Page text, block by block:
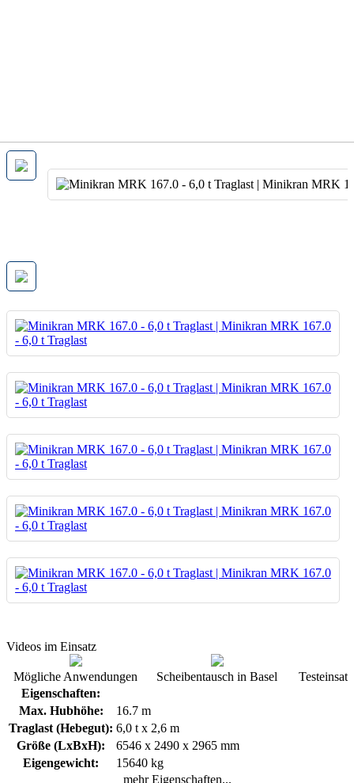
Videos im Einsatz
Mögliche Anwendungen Scheibentausch in Basel
Eigenschaften:
Max. Hubhöhe:
16.7 m
Traglast (Hebegut): 6,0 t x 2,6 m
Größe (LxBxH):
6546 x 2490 x 2965 mm
Eigengewicht:
15640 kg
mehr Eigenschaften...